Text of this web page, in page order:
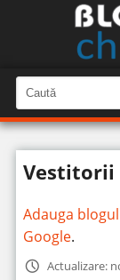
a
u
t
n
C
a
u
î
n
t
Vestitorii
Adauga
Google.
Actualizare: